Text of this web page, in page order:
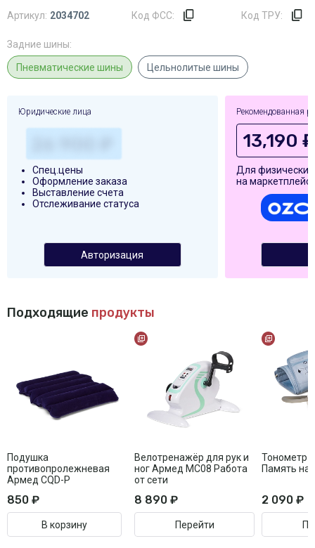
Артикул: 2034702 Код ФСС: Код ТРУ:
Задние шины:
Пневматические шины Цельнолитые шины
Юридические лица
Спец.цены
Оформление заказа
Выставление счета
Отслеживание статуса
Авторизация
Рекомендованная
13,190 ₽
Для
на
Подходящие продукты
Подушка
противопролежневая
Армед CQD-P
850 ₽
В корзину
Велотренажёр для рук и
ног Армед MC08 Работа
от сети
8 890 ₽
Перейти
Тонометр Армед YE670N
Память на
2 090 ₽